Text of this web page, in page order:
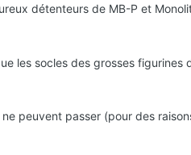
détenteurs de MB-P et
les socles des grosses figurines
peuvent passer (pour des